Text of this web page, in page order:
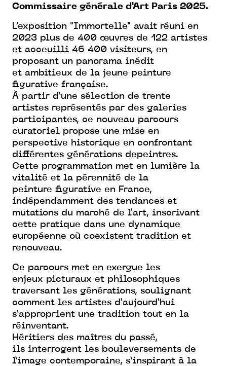
Commissaire générale d'Art Paris 2025.
L'exposition "Immortelle" avait réuni en
2023 plus de 400 œuvres de 122 artistes
et acceuilli 46 400 visiteurs, en
proposant un panorama inédit
et ambitieux de la jeune peinture
figurative française.
À partir d’une sélection de trente
artistes représentés par des galeries
participantes, ce nouveau parcours
curatoriel propose une mise en
perspective historique en confrontant
différentes générations depeintres.
Cette programmation met en lumière la
vitalité et la pérennité de la
peinture figurative en France,
indépendamment des tendances et
mutations du marché de l’art, inscrivant
cette pratique dans une dynamique
européenne où coexistent tradition et
renouveau.
Ce parcours met en exergue les
enjeux picturaux et philosophiques
traversant les générations, soulignant
comment les artistes d’aujourd’hui
s’approprient une tradition tout en la
réinventant.
Héritiers des maîtres du passé,
ils interrogent les bouleversements de
l’image contemporaine, s’inspirant à la